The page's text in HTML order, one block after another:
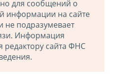
для сообщений о
информации на сайте
не подразумевает
Информация
редактору сайта ФНС